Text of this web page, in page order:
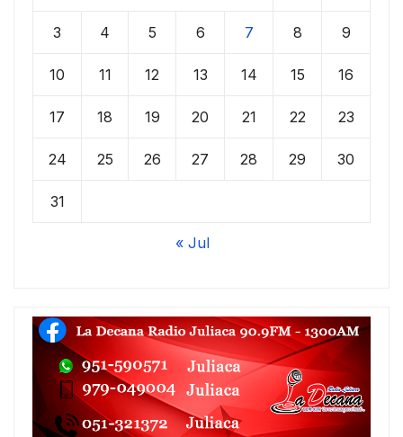
3 4 5 6 7 8 9
10 11 12 13 14 15 16
17 18 19 20 21 22 23
24 25 26 27 28 29 30
31
« Jul